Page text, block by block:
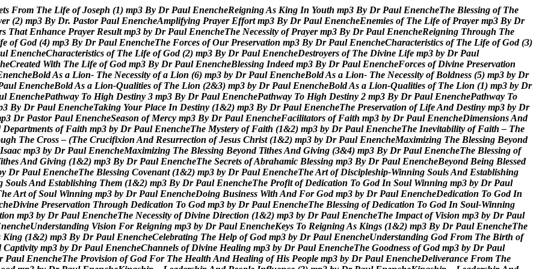
ts From The Life of Joseph (1) mp3 By Dr Paul EnencheReigningAs King In Youth mp3 By Dr Paul EnencheThe Blessing of The
er (2) mp3 By Dr. Pastor Paul EnencheAmplifying Prayer Effort mp3 By Dr Paul EnencheEnemies of The Life of Prayer mp3 By Dr
s That Enhance Prayer Result mp3 by Dr Paul EnencheThe Necessity of Prayer mp3 By Dr Paul EnencheReigning Through The
fe of God (4) mp3 By Dr Paul EnencheThe Forces of Our Preservation mp3 By Dr Paul EnencheCharacteristics of The Life of God (3)
ul EnencheCharacteristics of The Life of God (2) mp3 By Dr Paul EnencheDestroyers of The Divine Life mp3 by Dr Paul
heCreated With The Life of God mp3 By Dr Paul EnencheBlessing Indeed mp3 By Dr Paul EnencheForces of Divine Preservation
nencheBoldAs a Lion- The Necessity of a Lion (6) mp3 by Dr Paul EnencheBoldAs a Lion- The Necessity of Boldness (5) mp3 by Dr
aul EnencheBoldAs a Lion-Qualities of The Lion (2&3) mp3 by Dr Paul EnencheBoldAs a Lion-Qualities of The Lion (1) mp3 by Dr
l EnenchePathway To High Destiny 3 mp3 By Dr Paul EnenchePathway To High Destiny 2 mp3 By Dr Paul EnenchePathway To
3 By Dr Paul EnencheTaking Your Place In Destiny (1&2) mp3 By Dr Paul EnencheThe Preservation of LifeAnd Destiny mp3 by Dr
p3 Dr Pastor Paul EnencheSeason of Mercy mp3 By Dr Paul EnencheFacilitators of Faith mp3 by Dr Paul EnencheDimensionsAnd
Departments of Faith mp3 by Dr Paul EnencheThe Mystery of Faith (1&2) mp3 by Dr Paul EnencheThe Inevitability of Faith – The
ugh The Cross – (The Crucifixion And Resurrection of Jesus Christ (1&2) mp3 by Dr Paul EnencheMaximizing The Blessing Beyond
Isaac mp3 by Dr Paul EnencheMaximizing The Blessing Beyond TithesAnd Giving (3&4) mp3 By Dr Paul EnencheThe Blessing of
ithesAnd Giving (1&2) mp3 By Dr Paul EnencheThe Secrets ofAbrahamic Blessing mp3 By Dr Paul EnencheBeyond Being Blessed
y Dr Paul EnencheThe Blessing Covenant (1&2) mp3 by Dr Paul EnencheTheArt of Discipleship-Winning SoulsAnd Establishing
SoulsAnd Establishing Them (1&2) mp3 By Dr Paul EnencheThe Profit of Dedication To God In Soul Winning mp3 by Dr Paul
heArt of Soul Winning mp3 by Dr Paul EnencheDoing Business With And For God mp3 by Dr Paul EnencheDedication To God In
heDivine Preservation Through Dedication To God mp3 by Dr Paul EnencheThe Blessing of Dedication To God In Soul-Winning
tion mp3 by Dr Paul EnencheThe Necessity of Divine Direction (1&2) mp3 by Dr Paul EnencheThe Impact of Vision mp3 by Dr Paul
nencheUnderstanding Vision For Reigning mp3 by Dr Paul EnencheKeys To ReigningAs Kings (1&2) mp3 By Dr Paul EnencheThe
King (1&2) mp3 By Dr Paul EnencheCelebrating The Help of God mp3 by Dr Paul EnencheUnderstanding God From The Birth of
Captivity mp3 by Dr Paul EnencheChannels of Divine Healing mp3 by Dr Paul EnencheThe Goodness of God mp3 by Dr Paul
r Paul EnencheThe Provision of God For The Health And Healing of His People mp3 by Dr Paul EnencheDeliverance From The